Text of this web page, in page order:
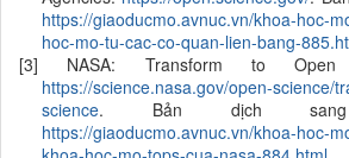
https://giaoducmo.avnuc.vn/khoa-hoc-
hoc-mo-tu-cac-co-quan-lien-bang-
[3] NASA: Transform to Open
https://science.nasa.gov/open-science/
science. Bản dịch
https://giaoducmo.avnuc.vn/khoa-hoc-